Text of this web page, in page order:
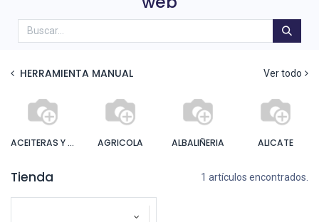
HERRAMIENTA MANUAL Ver todo
ACEITERAS Y ENGRASADORA AGRICOLA ALBALIÑERIA ALICATE
Tienda 1 artículos encontrados.